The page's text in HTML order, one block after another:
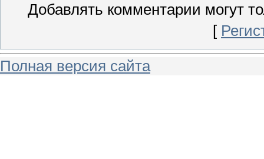
Добавлять комментарии могут
[
Полная версия сайта